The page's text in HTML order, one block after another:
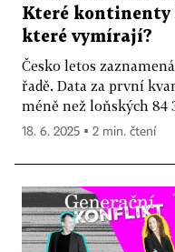
Které kontinenty
které vymírají?
Česko letos
řadě. Data za první
méně než loňských 84
18. 6. 2025 ▪ 2 min. čtení